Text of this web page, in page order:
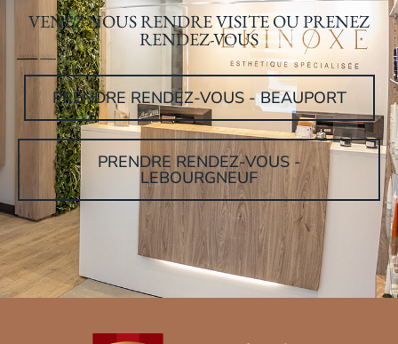
VENEZ NOUS RENDRE VISITE OU PRENEZ
RENDEZ-VOUS
PRENDRE RENDEZ-VOUS - BEAUPORT
PRENDRE RENDEZ-VOUS -
LEBOURGNEUF